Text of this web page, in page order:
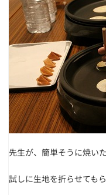
先生が、簡単そうに焼い
試しに生地を折らせても